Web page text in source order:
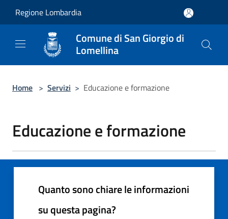
Regione Lombardia
Comune di San Giorgio di
Lomellina
Home > Servizi > Educazione e formazione
Educazione e formazione
Quanto sono chiare le informazioni
su questa pagina?